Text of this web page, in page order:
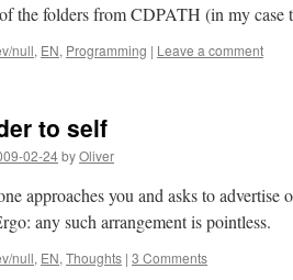
the folders from CDPATH (in my case
null, EN, Programming | Leave a comment
to self
02-24byOliver
approaches you and asks to advertise
any such arrangement is pointless.
null, EN, Thoughts | 3 Comments